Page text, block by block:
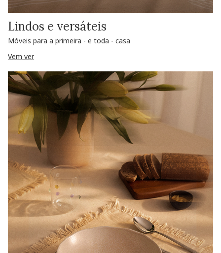
Lindos e versáteis
Móveis para a primeira - e toda - casa
Vem ver